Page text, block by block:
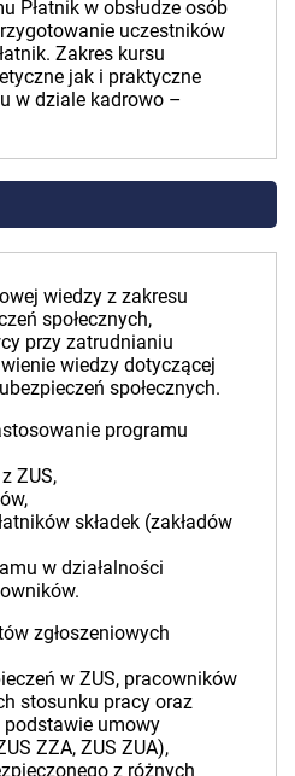
Płatnik w obsłudze osób
uczestników
Zakres kursu
jak i praktyczne
w dziale kadrowo –
wiedzy z zakresu
społecznych,
przy zatrudnianiu
wiedzy dotyczącej
społecznych.
programu
ZUS,
składek (zakładów
w działalności
zgłoszeniowych
w ZUS, pracowników
stosunku pracy oraz
umowy
ZZA, ZUS ZUA),
z różnych